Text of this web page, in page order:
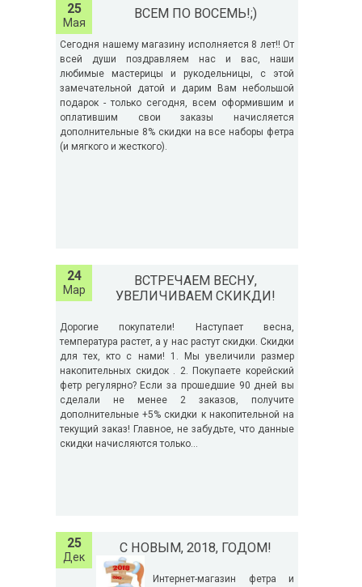
25
Мая
ВСЕМ ПО ВОСЕМЬ!;)
Сегодня нашему магазину исполняется 8 лет!! От
всей души поздравляем нас и вас, наши
любимые мастерицы и рукодельницы, с этой
замечательной датой и дарим Вам небольшой
подарок - только сегодня, всем оформившим и
оплатившим свои заказы начисляется
дополнительные 8% скидки на все наборы фетра
(и мягкого и жесткого).
24
Мар
ВСТРЕЧАЕМ ВЕСНУ,
УВЕЛИЧИВАЕМ СКИКДИ!
Дорогие покупатели! Наступает весна,
температура растет, а у нас растут скидки. Скидки
для тех, кто с нами! 1. Мы увеличили размер
накопительных скидок . 2. Покупаете корейский
фетр регулярно? Если за прошедшие 90 дней вы
сделали не менее 2 заказов, получите
дополнительные +5% скидки к накопительной на
текущий заказ! Главное, не забудьте, что данные
скидки начисляются только...
25
Дек
С НОВЫМ, 2018, ГОДОМ!
Интернет-магазин фетра и